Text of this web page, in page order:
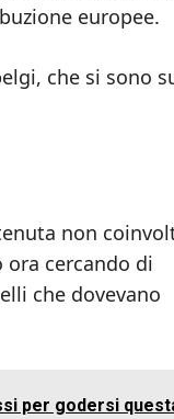
europee.
che si sono
non
cercando di
che dovevano
per godersi